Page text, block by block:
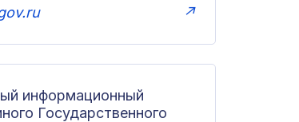
↗
информационный
Государственного